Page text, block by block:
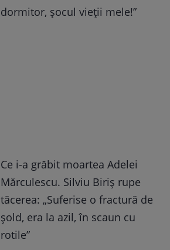
dormitor, șocul vieții mele!”
Ce i-a grăbit moartea Adelei
Mărculescu. Silviu Biriș rupe
tăcerea: „Suferise o fractură de
șold, era la azil, în scaun cu
rotile”